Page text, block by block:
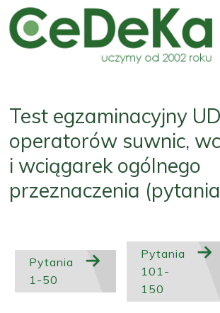
Test egzaminacyjny
operatorów suwnic,
i wciągarek ogólnego
przeznaczenia
Pytania
1-50
Pytania
101-
150